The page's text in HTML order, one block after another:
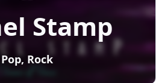
Stamp
Pop, Rock